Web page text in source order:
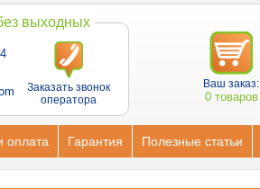
выходных
Заказать звонок
оператора
Ваш заказ:
0 товаров
оплата Гарантия Полезные статьи